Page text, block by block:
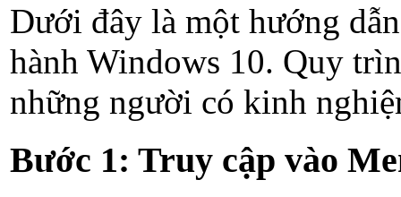
Dưới đây là một hướng
hành Windows 10. Quy
những người có kinh
Bước 1: Truy cập vào